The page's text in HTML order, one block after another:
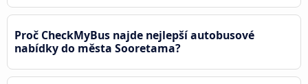
Proč CheckMyBus najde nejlepší autobusové
nabídky do města Sooretama?